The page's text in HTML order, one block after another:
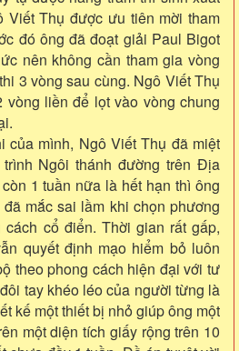
Viết Thụ được ưu tiên mời tham
đó ông đã đoạt giải Paul Bigot
nên không cần tham gia vòng
3 vòng sau cùng. Ngô Viết Thụ
liền để lọt vào vòng chung
mình, Ngô Viết Thụ đã miệt
Ngôi thánh đường trên Địa
1 tuần nữa là hết hạn thì ông
mắc sai lầm khi chọn phương
cổ điển. Thời gian rất gấp,
quyết định mạo hiểm bỏ luôn
theo phong cách hiện đại với tư
tay khéo léo của người từng là
kế một thiết bị nhỏ giúp ông một
một diện tích giấy rộng trên 10